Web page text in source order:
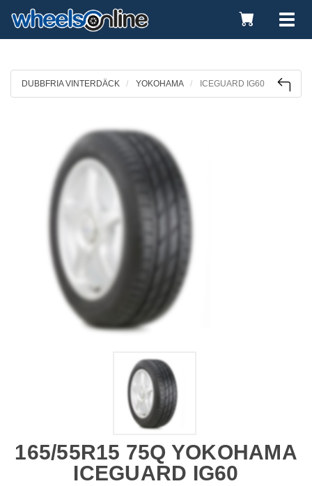
Toggle
Cart
DUBBFRIA VINTERDÄCK YOKOHAMA ICEGUARD IG60
165/55R15 75Q YOKOHAMA
ICEGUARD IG60